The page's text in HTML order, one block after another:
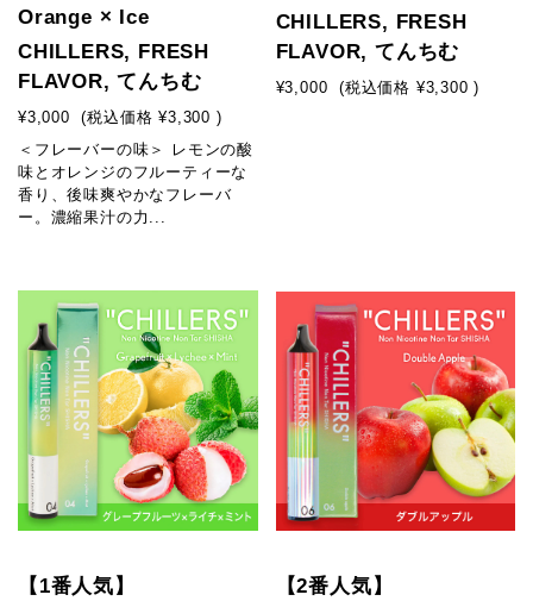
Orange × Ice
CHILLERS, FRESH
FLAVOR, てんちむ
¥3,000 (税込価格 ¥3,300 )
＜フレーバーの味＞ レモンの酸
味とオレンジのフルーティーな
香り、後味爽やかなフレーバ
ー。濃縮果汁の力...
CHILLERS, FRESH
FLAVOR, てんちむ
¥3,000 (税込価格 ¥3,300 )
【1番人気】
【2番人気】